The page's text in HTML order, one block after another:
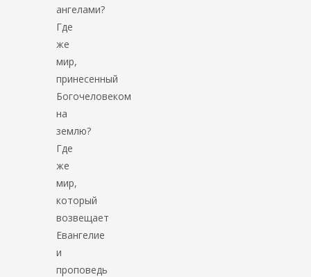
ангелами?
Где
же
мир,
принесенный
Богочеловеком
на
землю?
Где
же
мир,
который
возвещает
Евангелие
и
проповедь